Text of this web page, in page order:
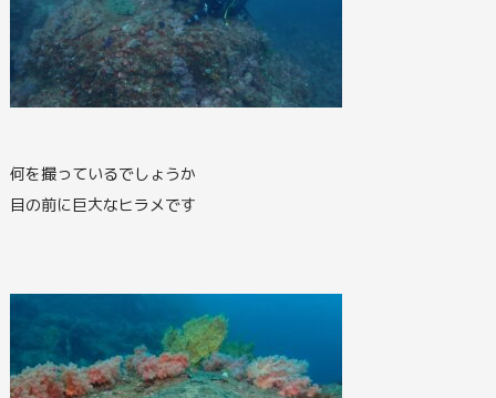
何を撮っているでしょうか
目の前に巨大なヒラメです